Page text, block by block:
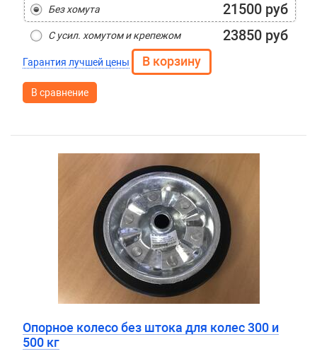
Без хомута 21500 руб
С усил. хомутом и крепежом 23850 руб
Гарантия лучшей цены
В сравнение
Опорное колесо без штока для колес 300 и
500 кг